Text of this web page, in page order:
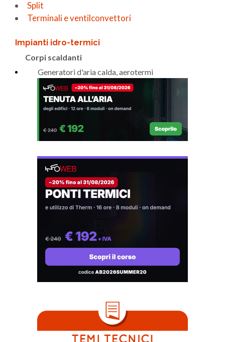
Split
Terminali e ventilconvettori
Impianti idro-termici
Corpi scaldanti
Generatori d'aria calda, aerotermi